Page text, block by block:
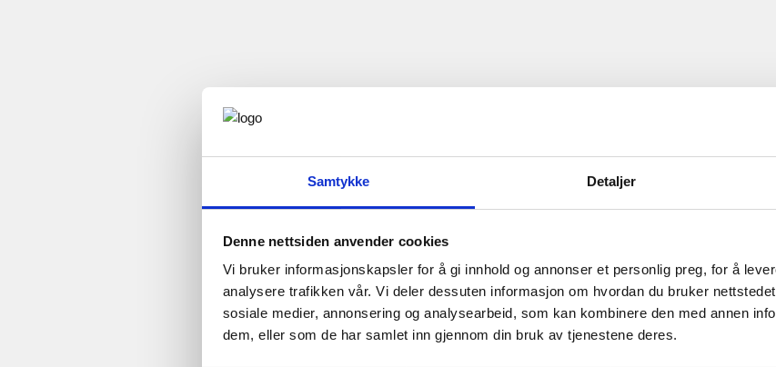
Samtykke Detaljer
Denne nettsiden anvender cookies
Vi bruker informasjonskapsler for å gi innhold og annonser et personlig preg, for å
analysere trafikken vår. Vi deler dessuten informasjon om hvordan du bruker
sosiale medier, annonsering og analysearbeid, som kan kombinere den med annen
dem, eller som de har samlet inn gjennom din bruk av tjenestene deres.